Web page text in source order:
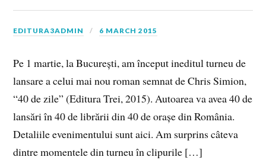
EDITURA3ADMIN 6 MARCH 2015
Pe 1 martie, la București, am început ineditul turneu de
lansare a celui mai nou roman semnat de Chris Simion,
“40 de zile” (Editura Trei, 2015). Autoarea va avea 40 de
lansări în 40 de librării din 40 de orașe din România.
Detaliile evenimentului sunt aici. Am surprins câteva
dintre momentele din turneu în clipurile […]